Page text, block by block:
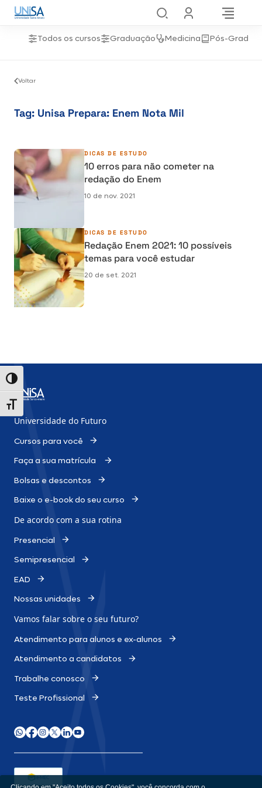
Alternar alto contraste
Alternar tamanho da fonte
Todos os cursos Graduação Medicina Pós-
Voltar
Tag: Unisa Prepara: Enem Nota Mil
DICAS DE ESTUDO
10 erros para não cometer na
redação do Enem
10 de nov. 2021
DICAS DE ESTUDO
Redação Enem 2021: 10 possíveis
temas para você estudar
20 de set. 2021
Universidade do Futuro
Cursos para você
Faça a sua matrícula
Bolsas e descontos
Baixe o e-book do seu curso
De acordo com a sua rotina
Presencial
Semipresencial
EAD
Nossas unidades
Vamos falar sobre o seu futuro?
Atendimento para alunos e ex-alunos
Atendimento a candidatos
Trabalhe conosco
Teste Profissional